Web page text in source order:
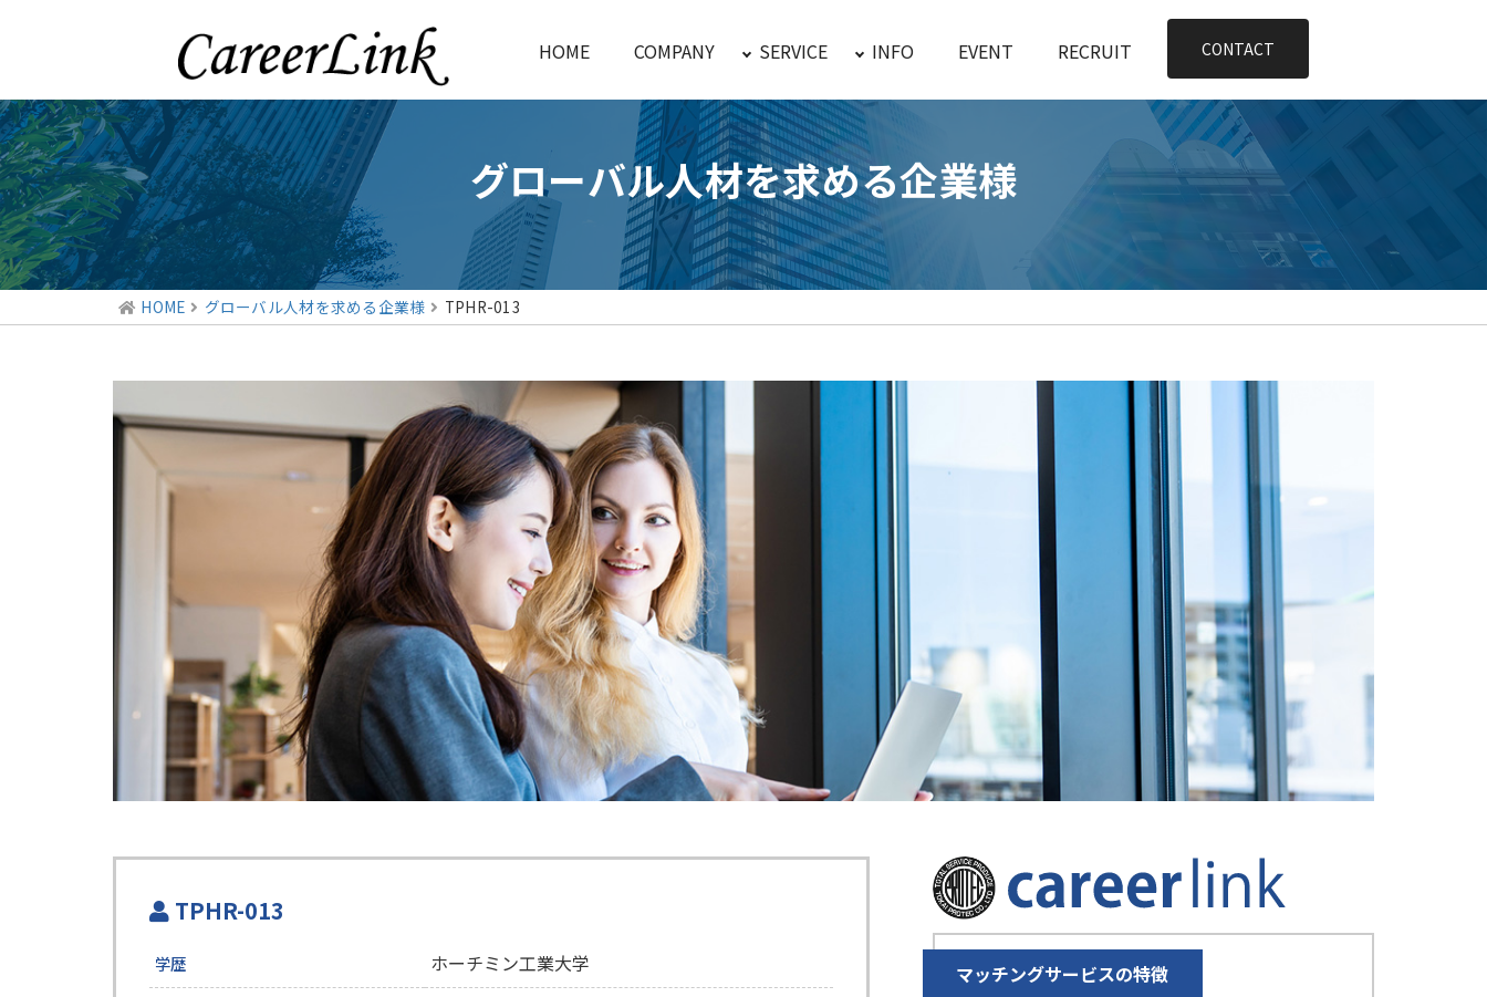
HOME COMPANY SERVICE INFO EVENT RECRUIT CONTACT
グローバル人材を求める企業様
HOME グローバル人材を求める企業様 TPHR-013
TPHR-013
学歴 ホーチミン工業大学 マッチングサービスの特徴